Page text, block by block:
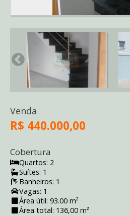
Venda
R$ 440.000,00
Cobertura
Quartos: 2
Suítes: 1
Banheiros: 1
Vagas: 1
Área útil: 93.00 m²
Área total: 136,00 m²